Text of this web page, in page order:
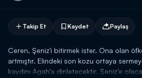
Takip Et Kaydet Paylaş
Ceren, Şeniz'i bitirmek ister. Ona olan
artmıştır. Elindeki son kozu ortaya
kaydını Agah'a dinletecektir. Şeniz'e